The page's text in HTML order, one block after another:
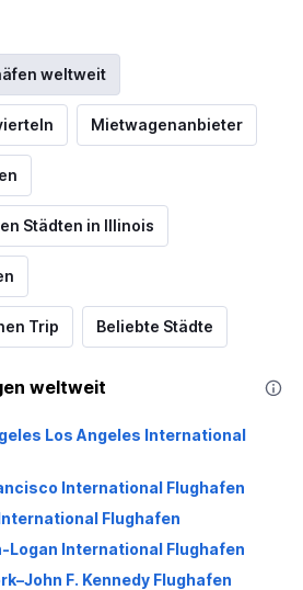
weltweit
Mietwagenanbieter
Städten in Illinois
Trip Beliebte Städte
weltweit
Los Angeles International
International Flughafen
Flughafen
Logan International Flughafen
F. Kennedy Flughafen